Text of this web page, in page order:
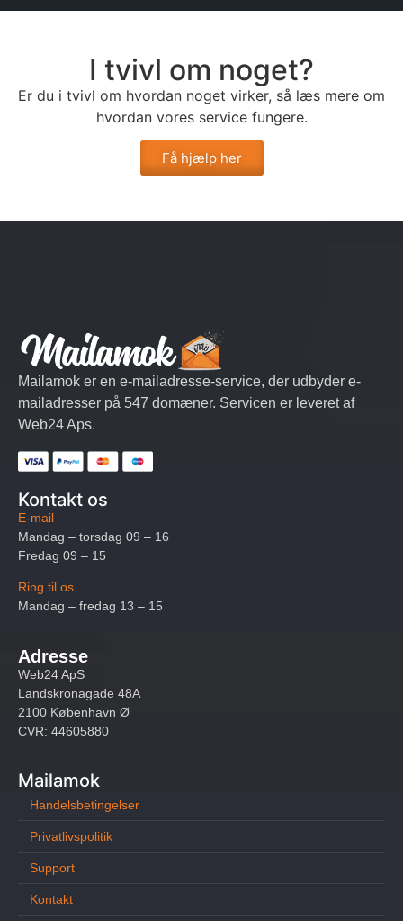
I tvivl om noget?
Er du i tvivl om hvordan noget virker, så læs mere om
hvordan vores service fungere.
Få hjælp her
Mailamok er en e-mailadresse-service, der udbyder e-
mailadresser på 547 domæner. Servicen er leveret af
Web24 Aps.
Kontakt os
E-mail
Mandag – torsdag 09 – 16
Fredag 09 – 15
Ring til os
Mandag – fredag 13 – 15
Adresse
Web24 ApS
Landskronagade 48A
2100 København Ø
CVR: 44605880
Mailamok
Handelsbetingelser
Privatlivspolitik
Support
Kontakt